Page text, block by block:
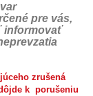
pre vás,
informovať
zrušená
k porušeniu